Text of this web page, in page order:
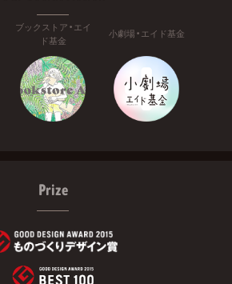
ブックストア・エイ
ド基金
小劇場・エイド基金
Prize